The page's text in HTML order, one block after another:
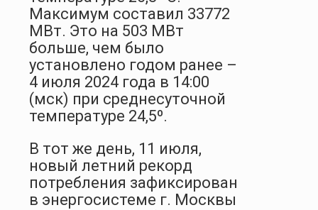
Максимум составил 33772
МВт. Это на 503 МВт
больше, чем было
установлено годом ранее –
4 июля 2024 года в 14:00
(мск) при среднесуточной
температуре 24,5º.
В тот же день, 11 июля,
новый летний рекорд
потребления зафиксирован
в энергосистеме г. Москвы